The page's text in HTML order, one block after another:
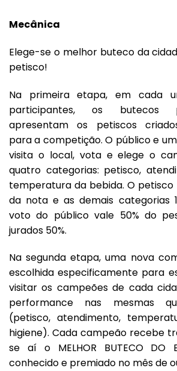
Mecânica
Elege-se o melhor buteco da
petisco!
Na primeira etapa, em cada
participantes, os butecos
apresentam os petiscos
para a competição. O público e
visita o local, vota e elege o
quatro categorias: petisco,
temperatura da bebida. O petisco
da nota e as demais categorias
voto do público vale 50% do
jurados 50%.
Na segunda etapa, uma nova
escolhida especificamente para
visitar os campeões de cada
performance nas mesmas
(petisco, atendimento,
higiene). Cada campeão recebe
se aí o MELHOR BUTECO DO
conhecido e premiado no mês de